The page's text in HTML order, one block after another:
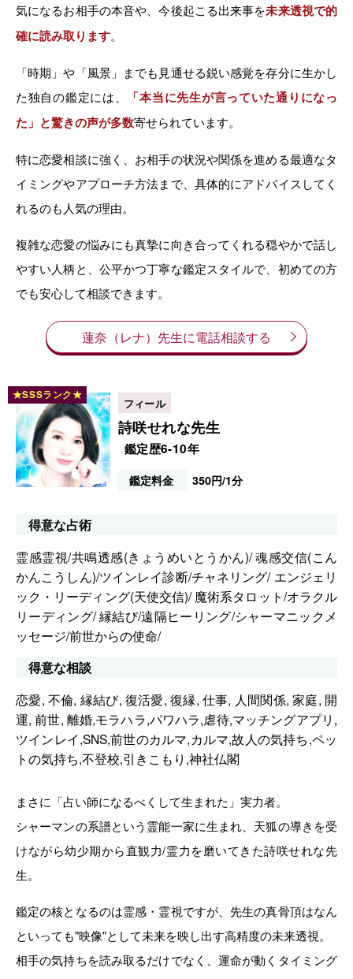
気になるお相手の本音や、今後起こる出来事を未来透視で的
確に読み取ります。
「時期」や「風景」までも見通せる鋭い感覚を存分に生かし
た独自の鑑定には、
「本当に先生が言っていた通りになっ
た」と驚きの声が多数寄せられています。
特に恋愛相談に強く、お相手の状況や関係を進める最適なタ
イミングやアプローチ方法まで、具体的にアドバイスしてく
れるのも人気の理由。
複雑な恋愛の悩みにも真摯に向き合ってくれる穏やかで話し
やすい人柄と、公平かつ丁寧な鑑定スタイルで、初めての方
でも安心して相談できます。
蓮奈（レナ）先生に電話相談する
詩咲せれな先生
鑑定歴6-10年
鑑定料金 350円/1分
得意な占術
霊感霊視/共鳴透感(きょうめいとうかん)/ 魂感交信(こん
かんこうしん)/ツインレイ診断/チャネリング/ エンジェリ
ック・リーディング(天使交信)/ 魔術系タロット/オラクル
リーディング/ 縁結び/遠隔ヒーリング/シャーマニックメ
ッセージ/前世からの使命/
得意な相談
恋愛, 不倫, 縁結び, 復活愛, 復縁, 仕事, 人間関係, 家庭, 開
運, 前世, 離婚,モラハラ,パワハラ,虐待,マッチングアプリ,
ツインレイ,SNS,前世のカルマ,カルマ,故人の気持ち,ペッ
トの気持ち,不登校,引きこもり,神社仏閣
まさに「占い師になるべくして生まれた」実力者。
シャーマンの系譜という霊能一家に生まれ、天狐の導きを受
けながら幼少期から直観力/霊力を磨いてきた詩咲せれな先
生。
鑑定の核となるのは霊感・霊視ですが、先生の真骨頂はなん
といっても"映像"として未来を映し出す高精度の未来透視。
相手の気持ちを読み取るだけでなく、運命が動くタイミング